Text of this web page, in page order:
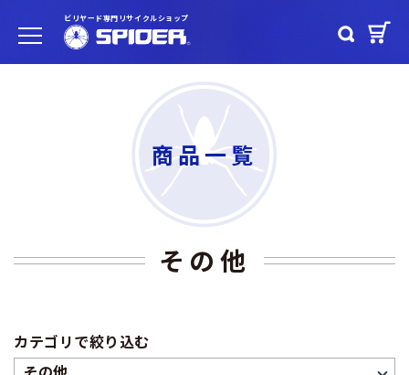
ビリヤード専門リサイクルショップ
商品一覧
その他
カテゴリで絞り込む